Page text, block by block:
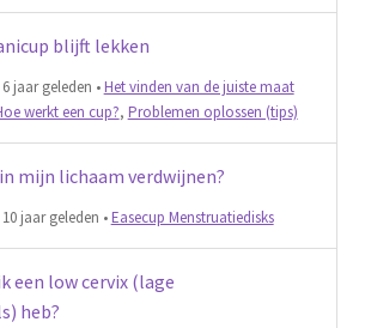
blijft lekken
jaar geleden •Het vinden van de juiste maat
werkt een cup?, Problemen oplossen (tips)
mijn lichaam verdwijnen?
jaar geleden •Easecup Menstruatiedisks
een low cervix (lage
heb?